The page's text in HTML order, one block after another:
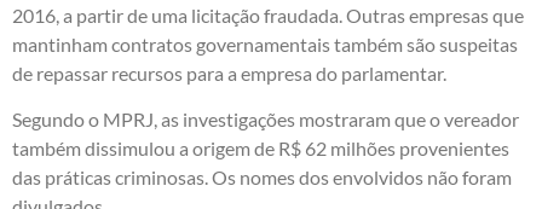
2016, a partir de uma licitação fraudada. Outras empresas que
mantinham contratos governamentais também são suspeitas
de repassar recursos para a empresa do parlamentar.
Segundo o MPRJ, as investigações mostraram que o vereador
também dissimulou a origem de R$ 62 milhões provenientes
das práticas criminosas. Os nomes dos envolvidos não foram